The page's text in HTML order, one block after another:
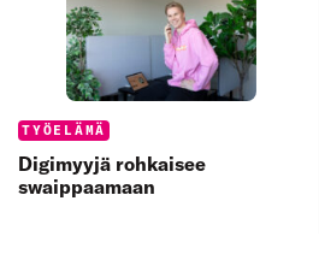
Categories:
TYÖELÄMÄ
Digimyyjä rohkaisee
swaippaamaan